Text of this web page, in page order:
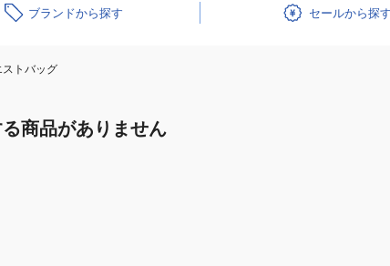
ブランド セール
ストバッグ
商品がありません